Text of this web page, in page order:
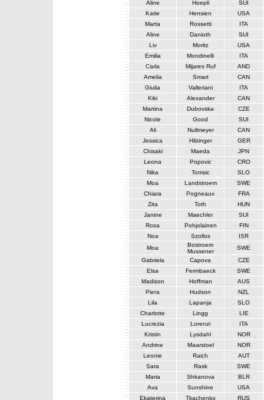
Aline
Hoepli
SUI
Katie
Hensien
USA
Marta
Rossetti
ITA
Aline
Danioth
SUI
Liv
Moritz
USA
Emilia
Mondinelli
ITA
Carla
Mijares Ruf
AND
Amelia
Smart
CAN
Giulia
Valleriani
ITA
Kiki
Alexander
CAN
Martina
Dubovska
CZE
Nicole
Good
SUI
Ali
Nullmeyer
CAN
Jessica
Hilzinger
GER
Chisaki
Maeda
JPN
Leona
Popovic
CRO
Nika
Tomsic
SLO
Moa
Landstroem
SWE
Chiara
Pogneaux
FRA
Zita
Toth
HUN
Janine
Maechler
SUI
Rosa
Pohjolainen
FIN
Noa
Szollos
ISR
Moa
Bostroem
Mussener
SWE
Gabriela
Capova
CZE
Elsa
Fermbaeck
SWE
Madison
Hoffman
AUS
Piera
Hudson
NZL
Lila
Lapanja
SLO
Charlotte
Lingg
LIE
Lucrezia
Lorenzi
ITA
Kristin
Lysdahl
NOR
Andrine
Maarstoel
NOR
Leonie
Raich
AUT
Sara
Rask
SWE
Maria
Shkanova
BLR
Ava
Sunshine
USA
Ekaterina
Tkachenko RUS